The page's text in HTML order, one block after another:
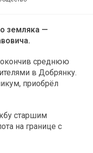
земляка —
среднюю
в Добрянку.
приобрёл
старшим
на границе с